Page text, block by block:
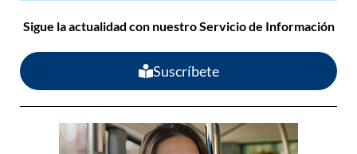
Sigue la actualidad con nuestro Servicio de Información
Suscríbete